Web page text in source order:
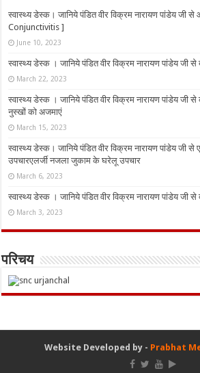
स्वास्थ्य डेस्क। जानिये पंडित वीर विक्रम नारायण पांडेय
Conjunctivitis ]
June 10, 2023
स्वास्थ्य डेस्क । जानिये पंडित वीर विक्रम नारायण पांडेय जी
March 22, 2023
स्वास्थ्य डेस्क । जानिये पंडित वीर विक्रम नारायण पांडेय जी
नुस्‍खों को अजमाएं
March 15, 2023
स्वास्थ्य डेस्क। जानिये पंडित वीर विक्रम नारायण पांडेय जी
उपचारएलर्जी नजला जुकाम के घरेलू उपचार
March 6, 2023
स्वास्थ्य डेस्क । जानिये पंडित वीर विक्रम नारायण पांडेय जी
March 3, 2023
परिचय
Website Developed by - Prabhat